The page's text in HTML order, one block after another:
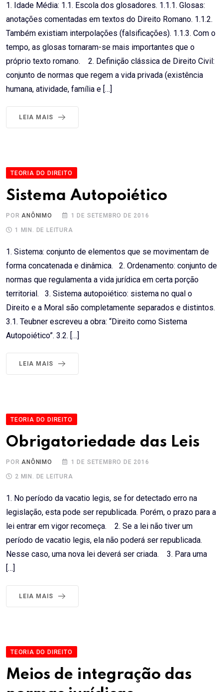
1. Idade Média: 1.1. Escola dos glosadores. 1.1.1. Glosas:
anotações comentadas em textos do Direito Romano. 1.1.2.
Também existiam interpolações (falsificações). 1.1.3. Com o
tempo, as glosas tornaram-se mais importantes que o
próprio texto romano. 2. Definição clássica de Direito Civil:
conjunto de normas que regem a vida privada (existência
humana, atividade, família e […]
LEIA MAIS
TEORIA DO DIREITO
Sistema Autopoiético
PORANÔNIMO 1 DE SETEMBRO DE 2016
1 MIN. DE LEITURA
1. Sistema: conjunto de elementos que se movimentam de
forma concatenada e dinâmica. 2. Ordenamento: conjunto de
normas que regulamenta a vida jurídica em certa porção
territorial. 3. Sistema autopoiético: sistema no qual o
Direito e a Moral são completamente separados e distintos.
3.1. Teubner escreveu a obra: “Direito como Sistema
Autopoiético”. 3.2. […]
LEIA MAIS
TEORIA DO DIREITO
Obrigatoriedade das Leis
PORANÔNIMO 1 DE SETEMBRO DE 2016
2 MIN. DE LEITURA
1. No período da vacatio legis, se for detectado erro na
legislação, esta pode ser republicada. Porém, o prazo para a
lei entrar em vigor recomeça. 2. Se a lei não tiver um
período de vacatio legis, ela não poderá ser republicada.
Nesse caso, uma nova lei deverá ser criada. 3. Para uma
[…]
LEIA MAIS
TEORIA DO DIREITO
Meios de integração das